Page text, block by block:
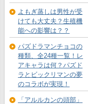
よもぎ蒸しは男性が受
けても大丈夫？生殖機
能への影響は？？
パズドラマンチョコの
種類、全24種一覧！レ
アキャラは何？パズド
ラとビックリマンの夢
のコラボが実現！
「アルルカンの頭部」